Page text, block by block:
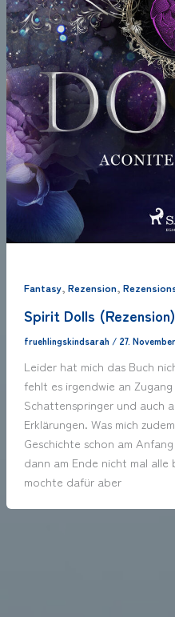
Fantasy, Rezension,
Spirit Dolls (Rezension)
fruehlingskindsarah / 27.
Leider hat mich das Buch
fehlt es irgendwie an
Schattenspringer und auch
Erklärungen. Was mich
Geschichte schon am
dann am Ende nicht mal
mochte dafür aber